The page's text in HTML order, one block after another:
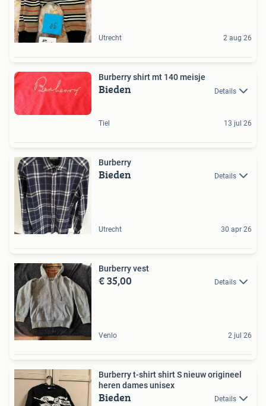
Utrecht 2 aug 26
Burberry shirt mt 140 meisje
Bieden Details
Tiel 13 jul 26
Burberry
Bieden Details
Utrecht 30 apr 26
Burberry vest
€ 35,00 Details
Venlo 2 jul 26
Burberry t-shirt shirt S nieuw origineel
heren dames unisex
Bieden Details